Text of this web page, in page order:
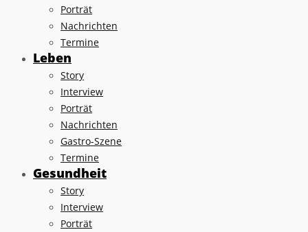
Porträt
Nachrichten
Termine
Leben
Story
Interview
Porträt
Nachrichten
Gastro-Szene
Termine
Gesundheit
Story
Interview
Porträt